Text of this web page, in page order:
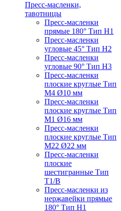
Пресс-масленки,
тавотницы
Пресс-масленки
прямые 180° Тип H1
Пресс-масленки
угловые 45° Тип H2
Пресс-масленки
угловые 90° Тип H3
Пресс-масленки
плоские круглые Тип
M4 Ø10 мм
Пресс-масленки
плоские круглые Тип
M1 Ø16 мм
Пресс-масленки
плоские круглые Тип
M22 Ø22 мм
Пресс-масленки
плоские
шестигранные Тип
T1/B
Пресс-масленки из
нержавейки прямые
180° Тип H1